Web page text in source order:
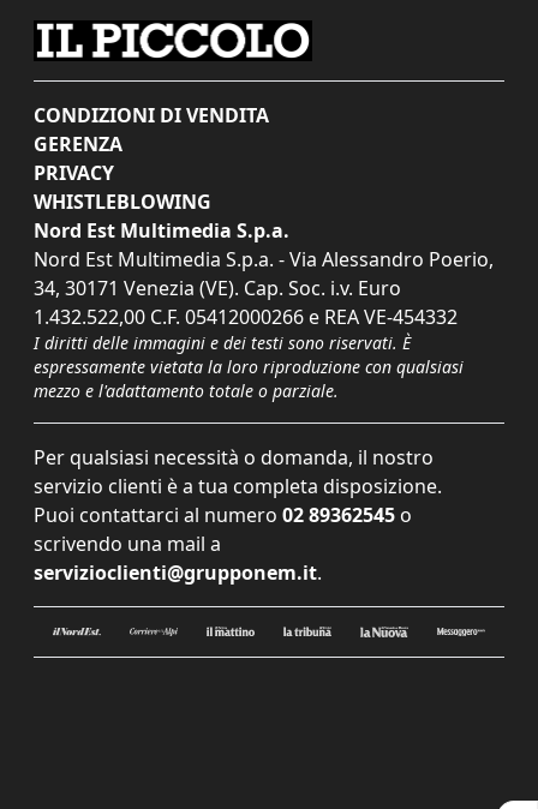
CONDIZIONI DI VENDITA
GERENZA
PRIVACY
WHISTLEBLOWING
Nord Est Multimedia S.p.a.
Nord Est Multimedia S.p.a. - Via Alessandro Poerio,
34, 30171 Venezia (VE). Cap. Soc. i.v. Euro
1.432.522,00 C.F. 05412000266 e REA VE-454332
I diritti delle immagini e dei testi sono riservati. È
espressamente vietata la loro riproduzione con qualsiasi
mezzo e l'adattamento totale o parziale.
Per qualsiasi necessità o domanda, il nostro
servizio clienti è a tua completa disposizione.
Puoi contattarci al numero 02 89362545 o
scrivendo una mail a
servizioclienti@grupponem.it.